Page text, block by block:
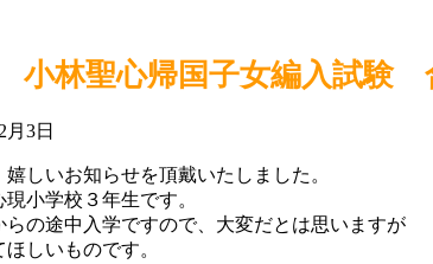
林聖心帰国子女編入試験
月3日
嬉しいお知らせを頂戴いたしました。
小学校３年生です。
らの途中入学ですので、大変だとは思いますが
しいものです。